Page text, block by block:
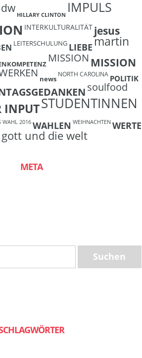
HILLARY CLINTON IMPULS
INTERKULTURALITÄT jesus
LEITERSCHULUNG LIEBEmartin
MISSION MISSION
news
NORTH CAROLINA POLITIK
soulfood
INPUTSTUDENTINNEN
WAHL 2016 WAHLEN WEIHNACHTEN WERTE
und die welt
META